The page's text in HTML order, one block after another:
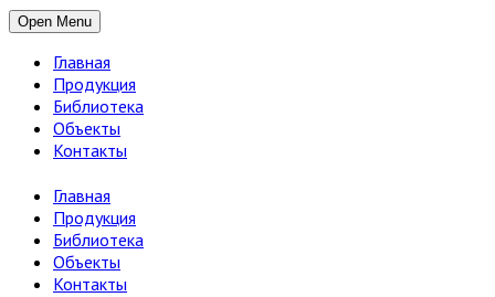
Open Menu
Главная
Продукция
Библиотека
Объекты
Контакты
Главная
Продукция
Библиотека
Объекты
Контакты